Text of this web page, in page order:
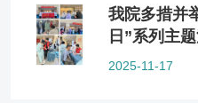
我院多措并
日”系列主
2025-11-17